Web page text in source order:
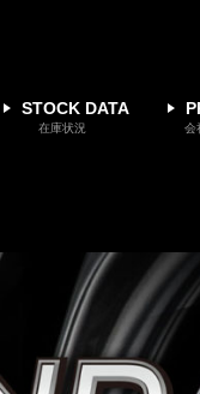
STOCK DATA
在庫状況 会